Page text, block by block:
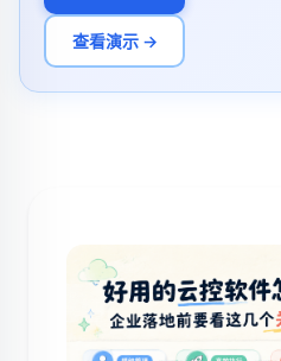
查看演示 →